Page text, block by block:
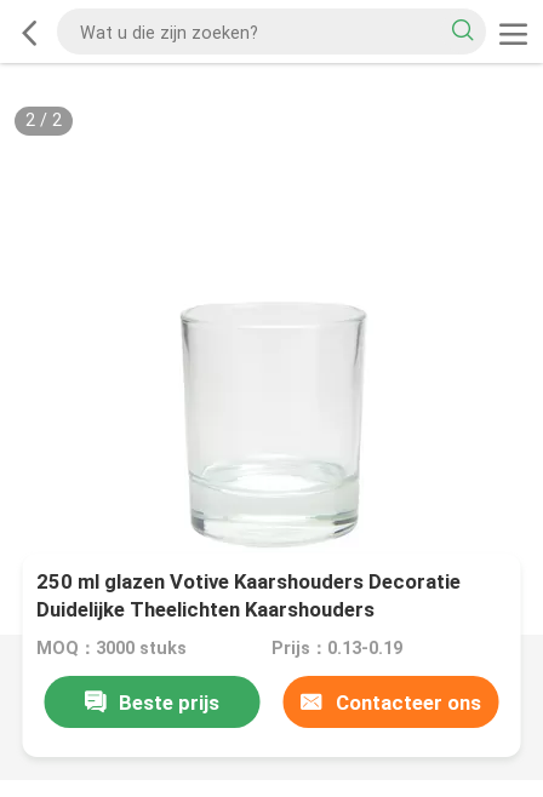
2/ 2
250 ml glazen Votive Kaarshouders Decoratie
Duidelijke Theelichten Kaarshouders
MOQ：3000 stuks Prijs：0.13-0.19
Beste prijs Contacteer ons